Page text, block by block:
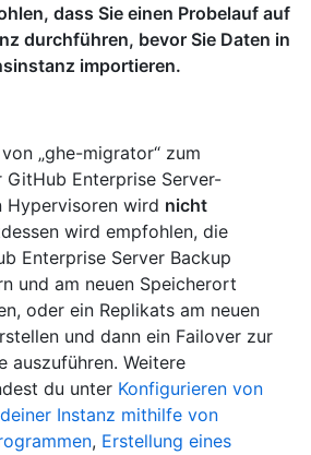
dass Sie einen Probelauf auf
durchführen, bevor Sie Daten in
importieren.
„ghe-migrator“ zum
GitHub Enterprise Server-
Hypervisoren wird nicht
wird empfohlen, die
Enterprise Server Backup
und am neuen Speicherort
oder ein Replikats am neuen
und dann ein Failover zur
auszuführen. Weitere
du unter Konfigurieren von
Instanz mithilfe von
, Erstellung eines